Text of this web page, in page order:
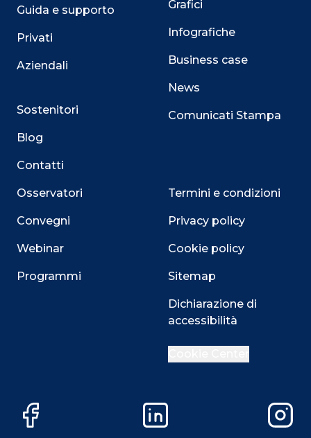
Guida e supporto
Privati
Aziendali
Sostenitori
Blog
Contatti
Osservatori
Convegni
Webinar
Programmi
Grafici
Infografiche
Business case
News
Comunicati Stampa
Termini e condizioni
Privacy policy
Cookie policy
Sitemap
Dichiarazione di
accessibilità
Facebook LinkedIn
Questo sito utilizza i cookie